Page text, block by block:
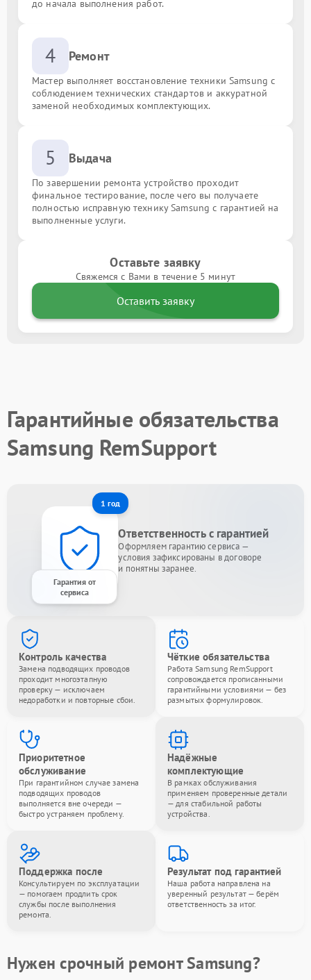
до начала выполнения работ.
4 Ремонт
Мастер выполняет восстановление техники Samsung с
соблюдением технических стандартов и аккуратной
заменой необходимых комплектующих.
5 Выдача
По завершении ремонта устройство проходит
финальное тестирование, после чего вы получаете
полностью исправную технику Samsung с гарантией на
выполненные услуги.
Оставьте заявку
Свяжемся с Вами в течение 5 минут
Оставить заявку
Гарантийные обязательства
Samsung RemSupport
1 год
Гарантия от
сервиса
Ответственность с гарантией
Оформляем гарантию сервиса —
условия зафиксированы в договоре
и понятны заранее.
Контроль качества
Замена подводящих проводов
проходит многоэтапную
проверку — исключаем
недоработки и повторные сбои.
Чёткие обязательства
Работа Samsung RemSupport
сопровождается прописанными
гарантийными условиями — без
размытых формулировок.
Приоритетное
обслуживание
При гарантийном случае замена
подводящих проводов
выполняется вне очереди —
быстро устраняем проблему.
Надёжные
комплектующие
В рамках обслуживания
применяем проверенные детали
— для стабильной работы
устройства.
Поддержка после
Консультируем по эксплуатации
— помогаем продлить срок
службы после выполнения
ремонта.
Результат под гарантией
Наша работа направлена на
уверенный результат — берём
ответственность за итог.
Нужен срочный ремонт Samsung?